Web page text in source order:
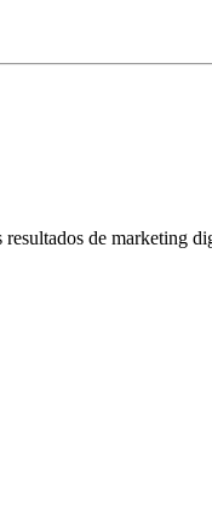
de marketing